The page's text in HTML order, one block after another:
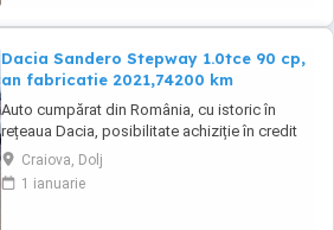
Dacia Sandero Stepway 1.0tce 90 cp,
an fabricatie 2021,74200 km
Auto cumpărat din România, cu istoric în
rețeaua Dacia, posibilitate achiziție în credit
sau leasing.Se emite făcură cu TVA. Auto se
livrează cu ITP valabil, revizie efectuată și
garantie
Craiova, Dolj
1 ianuarie